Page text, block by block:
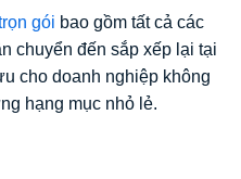
gói bao gồm tất cả các
chuyển đến sắp xếp lại tại
cho doanh nghiệp không
hạng mục nhỏ lẻ.